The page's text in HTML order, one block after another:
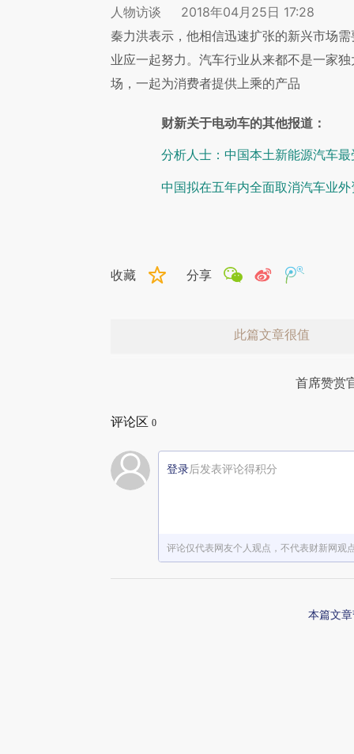
人物访谈
2018年04月25日 17:28
秦力洪表示，他相信迅速扩张的新兴市场
业应一起努力。汽车行业从来都不是一家
场，一起为消费者提供上乘的产品
财新关于电动车的其他报道：
分析人士：中国本土新能源汽车
中国拟在五年内全面取消汽车业外
收藏 分享
此篇文章很值
首席赞赏
评论区 0
登录后发表评论得积分
评论仅代表网友个人观点，不代表财新网观
本篇文